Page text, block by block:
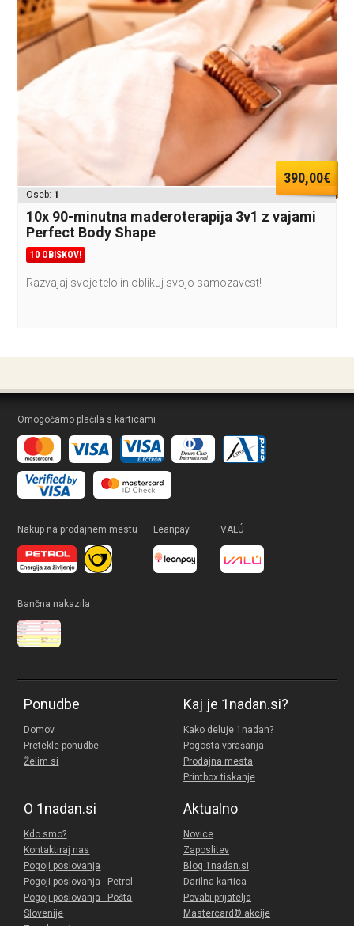
390,00€
Oseb: 1
10x 90-minutna maderoterapija 3v1 z vajami
Perfect Body Shape
10 OBISKOV!
Razvajaj svoje telo in oblikuj svojo samozavest!
Omogočamo plačila s karticami
Nakup na prodajnem mestu Leanpay VALÚ
Bančna nakazila
Ponudbe
Domov
Pretekle ponudbe
Želim si
Kaj je 1nadan.si?
Kako deluje 1nadan?
Pogosta vprašanja
Prodajna mesta
Printbox tiskanje
O 1nadan.si
Kdo smo?
Kontaktiraj nas
Pogoji poslovanja
Pogoji poslovanja - Petrol
Pogoji poslovanja - Pošta
Slovenije
Aktualno
Novice
Zaposlitev
Blog 1nadan.si
Darilna kartica
Povabi prijatelja
Mastercard® akcije